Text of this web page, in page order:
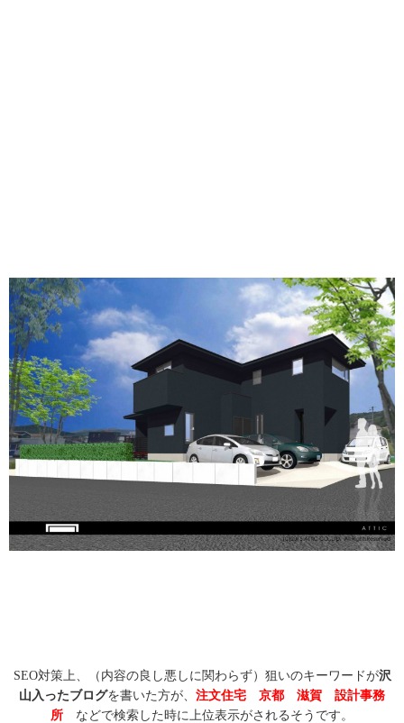
SEO対策上、（内容の良し悪しに関わらず）狙いのキーワードが沢
山入ったブログを書いた方が、 注文住宅 京都 滋賀
設計事務
所 などで検索した時に上位表示がされるそうです。